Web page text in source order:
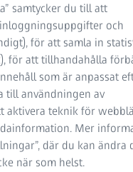
samtycker du till att
och
för att samla in
för att tillhandahålla
som är anpassat
till användningen av
aktivera teknik för
Mer
där du kan ändra
när som helst.